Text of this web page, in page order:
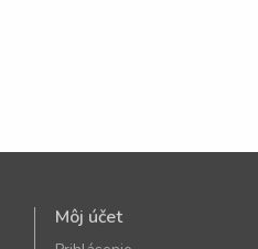
Môj účet